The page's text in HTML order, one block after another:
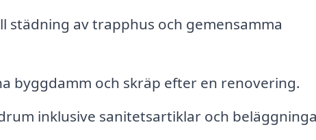
städning av trapphus och gemensamma
byggdamm och skräp efter en renovering.
inklusive sanitetsartiklar och